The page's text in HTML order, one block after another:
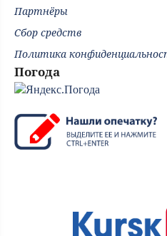
Партнёры
Сбор средств
Политика
Погода